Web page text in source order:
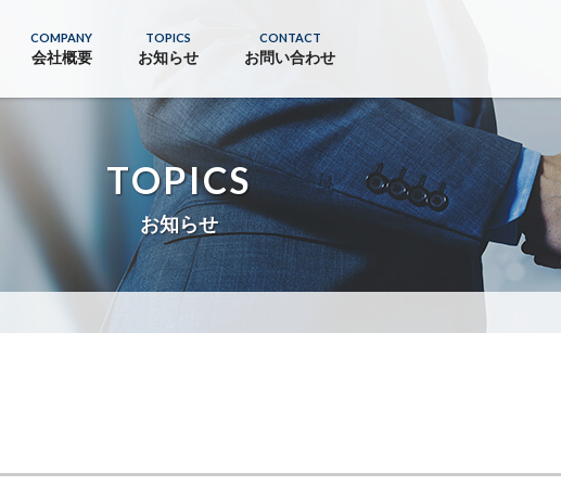
COMPANY
会社概要
TOPICS
お知らせ
CONTACT
お問い合わせ
TOPICS
お知らせ